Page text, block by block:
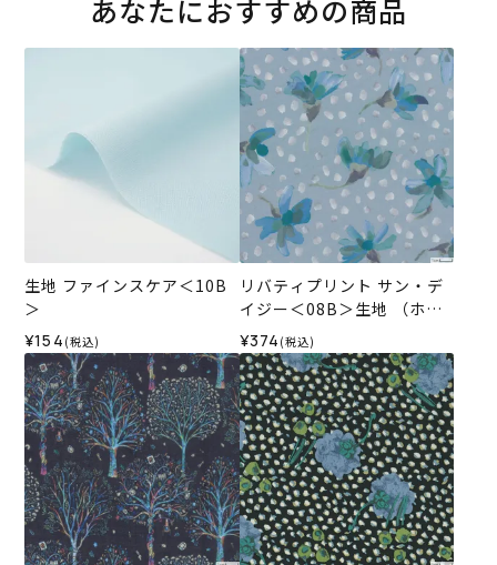
あなたにおすすめの商品
生地 ファインスケア＜10B
＞
¥154 (税込)
リバティプリント サン・デ
イジー＜08B＞生地 （ホビ
ーラホビーレオリジナル）2
026SS
¥374 (税込)